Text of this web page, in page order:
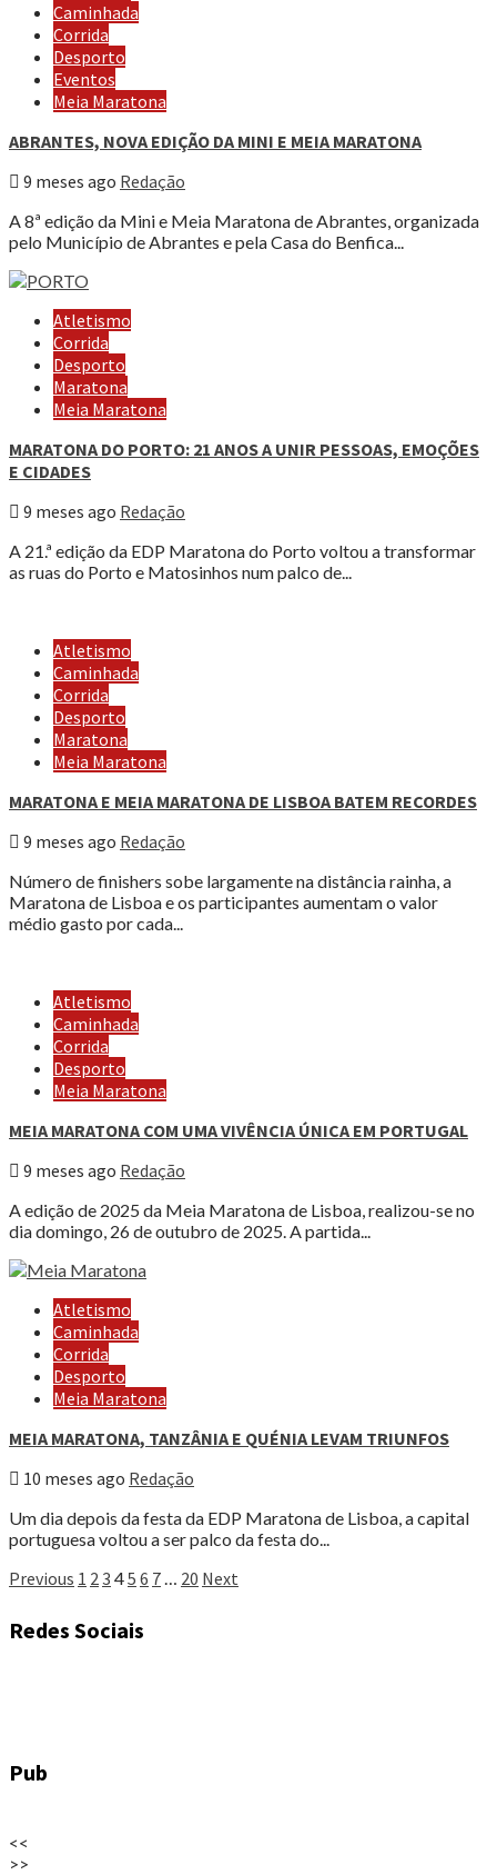
Caminhada
Corrida
Desporto
Eventos
Meia Maratona
ABRANTES, NOVA EDIÇÃO DA MINI E MEIA MARATONA
9 meses ago Redação
A 8ª edição da Mini e Meia Maratona de Abrantes, organizada
pelo Município de Abrantes e pela Casa do Benfica...
Atletismo
Corrida
Desporto
Maratona
Meia Maratona
MARATONA DO PORTO: 21 ANOS A UNIR PESSOAS, EMOÇÕES
E CIDADES
9 meses ago Redação
A 21.ª edição da EDP Maratona do Porto voltou a transformar
as ruas do Porto e Matosinhos num palco de...
Atletismo
Caminhada
Corrida
Desporto
Maratona
Meia Maratona
MARATONA E MEIA MARATONA DE LISBOA BATEM RECORDES
9 meses ago Redação
Número de finishers sobe largamente na distância rainha, a
Maratona de Lisboa e os participantes aumentam o valor
médio gasto por cada...
Atletismo
Caminhada
Corrida
Desporto
Meia Maratona
MEIA MARATONA COM UMA VIVÊNCIA ÚNICA EM PORTUGAL
9 meses ago Redação
A edição de 2025 da Meia Maratona de Lisboa, realizou-se no
dia domingo, 26 de outubro de 2025. A partida...
Atletismo
Caminhada
Corrida
Desporto
Meia Maratona
MEIA MARATONA, TANZÂNIA E QUÉNIA LEVAM TRIUNFOS
10 meses ago Redação
Um dia depois da festa da EDP Maratona de Lisboa, a capital
portuguesa voltou a ser palco da festa do...
Paginação
dos
Previous 1 23 45 6 7… 20 Next
Redes Sociais
Pub
<<
>>